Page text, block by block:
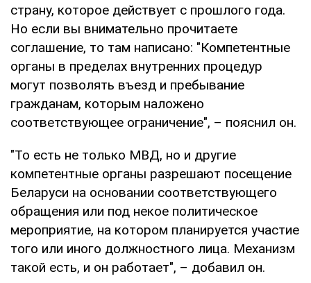
страну, которое действует с прошлого года.
Но если вы внимательно прочитаете
соглашение, то там написано: "Компетентные
органы в пределах внутренних процедур
могут позволять въезд и пребывание
гражданам, которым наложено
соответствующее ограничение", – пояснил он.
"То есть не только МВД, но и другие
компетентные органы разрешают посещение
Беларуси на основании соответствующего
обращения или под некое политическое
мероприятие, на котором планируется участие
того или иного должностного лица. Механизм
такой есть, и он работает", – добавил он.